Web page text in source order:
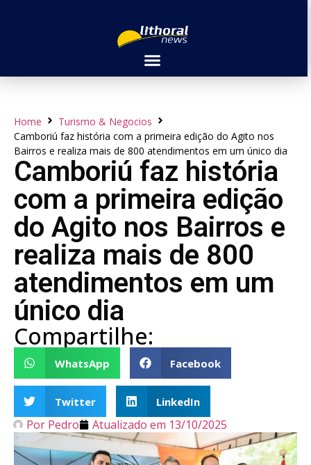
Home
Turismo & Negocios
Camboriú faz história com a primeira edição do Agito nos
Bairros e realiza mais de 800 atendimentos em um único dia
Camboriú faz história
com a primeira edição
do Agito nos Bairros e
realiza mais de 800
atendimentos em um
único dia
Compartilhe:
WhatsApp Facebook
Twitter LinkedIn
Por Pedro Atualizado em 13/10/2025